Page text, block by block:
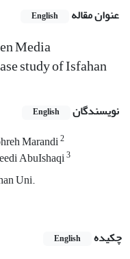
عنوان مقاله English
Media
study of Isfahan
نویسندگان English
Marandi2
AbuIshaqi3
Uni.
چکیده
English